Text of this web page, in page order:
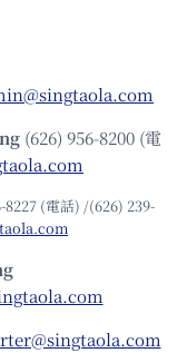
(626) 956-8200 (電
8227 (電話) /(626) 239-